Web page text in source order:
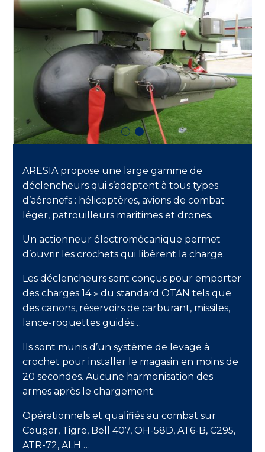
ARESIA propose une large gamme de
déclencheurs qui s’adaptent à tous types
d’aéronefs : hélicoptères, avions de combat
léger, patrouilleurs maritimes et drones.
Un actionneur électromécanique permet
d’ouvrir les crochets qui libèrent la charge.
Les déclencheurs sont conçus pour emporter
des charges 14 » du standard OTAN tels que
des canons, réservoirs de carburant, missiles,
lance-roquettes guidés…
Ils sont munis d’un système de levage à
crochet pour installer le magasin en moins de
20 secondes. Aucune harmonisation des
armes après le chargement.
Opérationnels et qualifiés au combat sur
Cougar, Tigre, Bell 407, OH-58D, AT6-B, C295,
ATR-72, ALH …